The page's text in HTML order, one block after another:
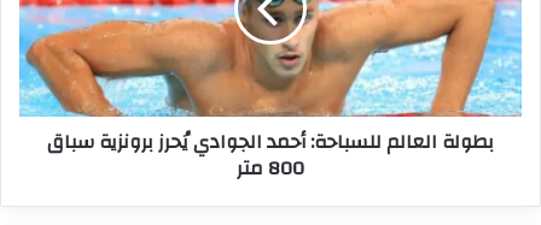
الجوادي
يُحرز
برونزية
سباق
800
بطولة العالم للسباحة: أحمد الجوادي يُحرز برونزية سباق
800 متر